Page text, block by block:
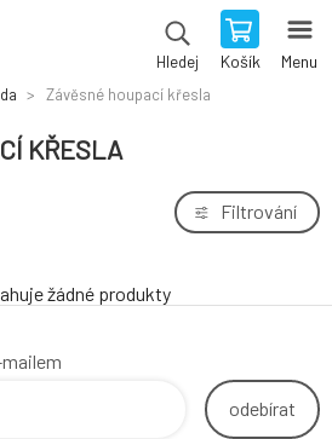
Hledej Košík Menu
Závěsné houpací křesla
KŘESLA
Filtrování
žádné produkty
odebírat